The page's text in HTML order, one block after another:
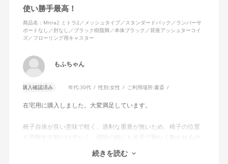
使い勝手最高！
商品名：Mitra2 ミトラ2／メッシュタイプ／スタンダードバック／ランバーサ
ポートなし／肘なし／ブラック樹脂脚／本体ブラック／背座アッシュターコイ
ズ／フローリング用キャスター
もふちゃん
購入確認済み 年代:30代 性別:女性 ご利用場所:書斎
在宅用に購入しました。大変満足しています。
椅子自体が良い意味で軽く、過剰な重量が無いため、椅子の位置
を調整する時だけでなく、掃除の時にも片手で難なく動かせるの
で、ストレスを感じません。
背中はメッシュ素材でハリがあり、沈み込みすぎないところが気
続きを読む